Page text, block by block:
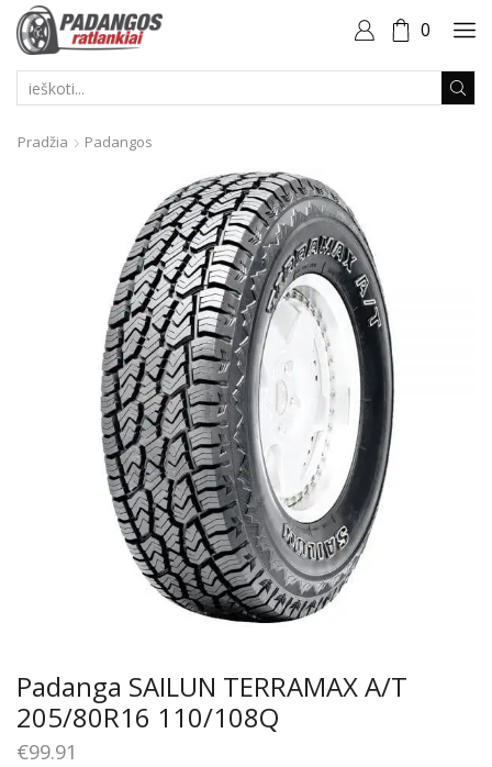
0
Pradžia Padangos
Padanga SAILUN TERRAMAX A/T
205/80R16 110/108Q
€99.91